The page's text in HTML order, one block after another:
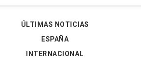
ÚLTIMAS NOTICIAS
ESPAÑA
INTERNACIONAL